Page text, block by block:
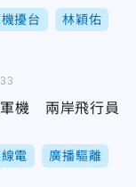
擾台 林穎佑
軍機 兩岸飛行員
電 廣播驅離